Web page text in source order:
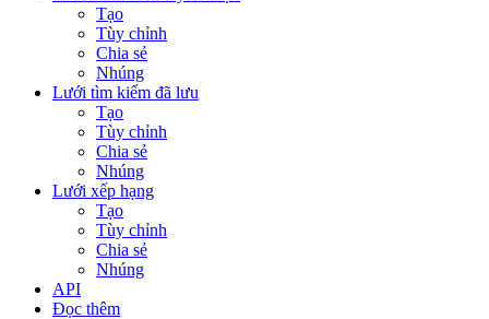
Tạo
Tùy chỉnh
Chia sẻ
Nhúng
Lưới tìm kiếm đã lưu
Tạo
Tùy chỉnh
Chia sẻ
Nhúng
Lưới xếp hạng
Tạo
Tùy chỉnh
Chia sẻ
Nhúng
API
Đọc thêm